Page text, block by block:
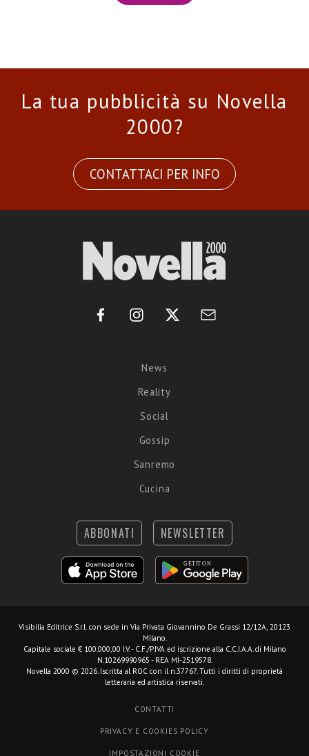
La tua pubblicità su Novella
2000?
CONTATTACI PER INFO
News
Reality
Social
Gossip
Sanremo
Cucina
ABBONATI NEWSLETTER
Visibilia Editrice S.r.l. con sede in Via Privata Giovannino De Grassi 12/12A, 20123
Milano.
Capitale sociale € 100.000,00 I.V. - C.F./P.IVA ed iscrizione alla C.C.I.A.A. di Milano
N.10269990965 - REA MI-2519578.
Novella 2000 © 2026. Iscritta al ROC con il n.37767. Tutti i diritti di proprietà
letteraria ed artistica riservati.
CONTATTI
PRIVACY E COOKIES POLICY
IMPOSTAZIONI COOKIE